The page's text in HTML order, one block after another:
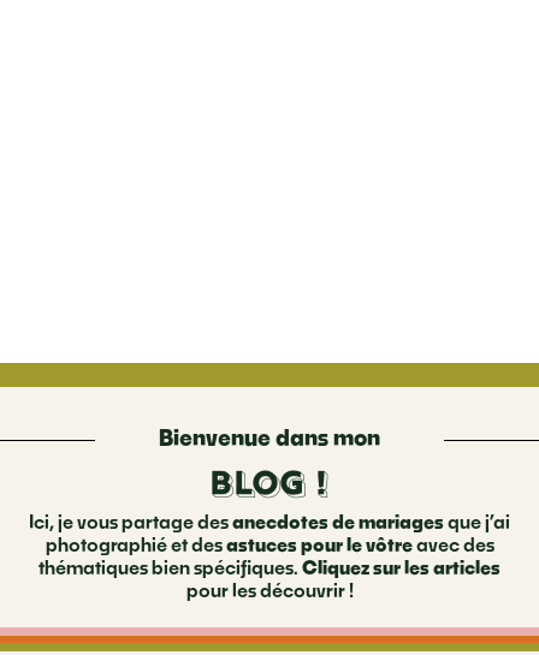
Bienvenue dans mon
BLOG !
Ici, je vous partage desanecdotes de mariagesque j’ai
photographié et desastuces pour le vôtreavec des
thématiques bien spécifiques. Cliquez sur les articles
pour les découvrir !